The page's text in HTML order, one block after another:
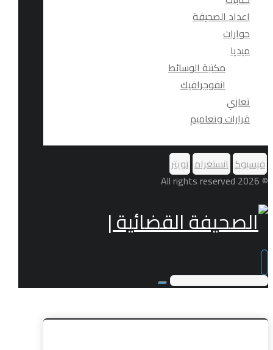
اعداد الصحيفة
حوارات
ميديا
مكتبة الوسائط
انفوجرافيك
تعازي
قرارات وتعاميم
فيسبوك انستغرام تويتر
© 2026 All rights reserved